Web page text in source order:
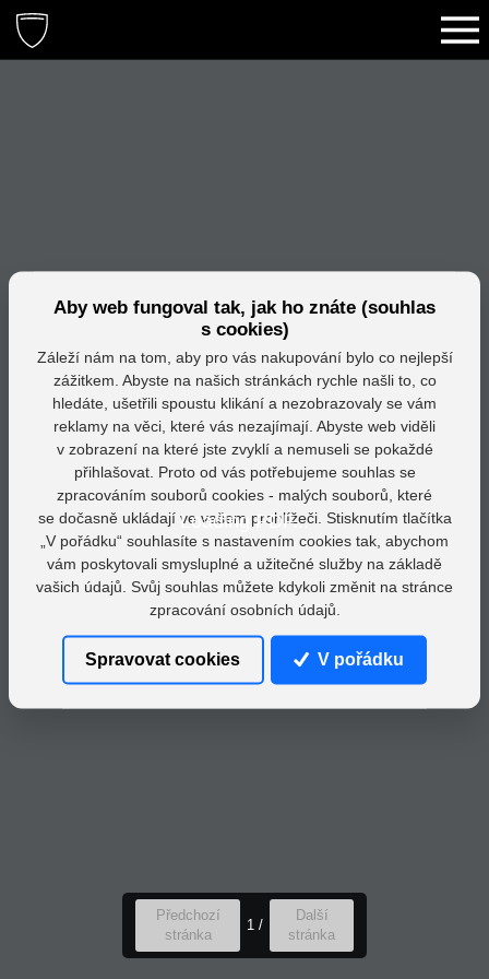
Loading PDF...
Předchozí
stránka
1 /
Další
stránka
Aby web fungoval tak, jak ho znáte (souhlas
s cookies)
Záleží nám na tom, aby pro vás nakupování bylo co nejlepší
zážitkem. Abyste na našich stránkách rychle našli to, co
hledáte, ušetřili spoustu klikání a nezobrazovaly se vám
reklamy na věci, které vás nezajímají. Abyste web viděli
v zobrazení na které jste zvyklí a nemuseli se pokaždé
přihlašovat. Proto od vás potřebujeme souhlas se
zpracováním souborů cookies - malých souborů, které
se dočasně ukládají ve vašem prohlížeči. Stisknutím tlačítka
„V pořádku“ souhlasíte s nastavením cookies tak, abychom
vám poskytovali smysluplné a užitečné služby na základě
vašich údajů. Svůj souhlas můžete kdykoli změnit na stránce
zpracování osobních údajů.
Spravovat cookies V pořádku